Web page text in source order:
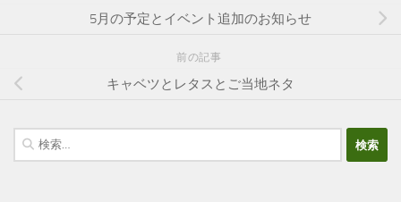
5月の予定とイベント追加のお知らせ
前の記事
キャベツとレタスとご当地ネタ
検
索: